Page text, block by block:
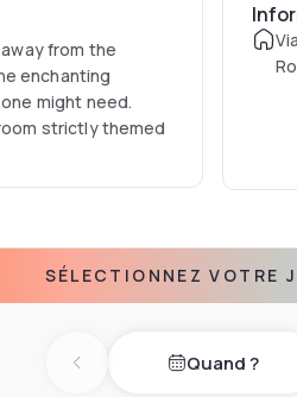
from the
enchanting
might need.
strictly themed
SÉLECTIONNEZ VOTRE
Previous dayQuand ?